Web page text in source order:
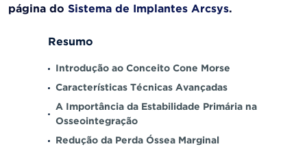
página do Sistema de Implantes Arcsys.
Resumo
Introdução ao Conceito Cone Morse
Características Técnicas Avançadas
A Importância da Estabilidade Primária na
Osseointegração
Redução da Perda Óssea Marginal